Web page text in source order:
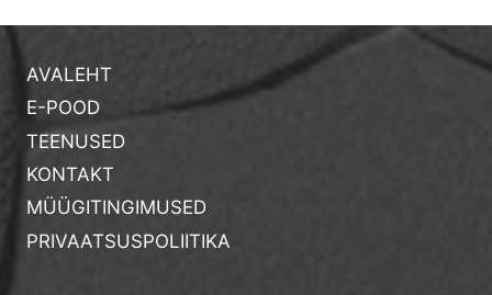
AVALEHT
E-POOD
TEENUSED
KONTAKT
MÜÜGITINGIMUSED
PRIVAATSUSPOLIITIKA